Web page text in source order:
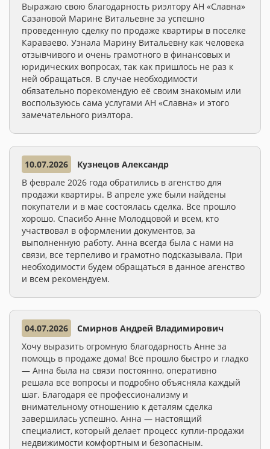
Выражаю свою благодарность риэлтору АН «Славна»
Сазановой Марине Витальевне за успешно
проведенную сделку по продаже квартиры в поселке
Караваево. Узнала Марину Витальевну как человека
отзывчивого и очень грамотного в финансовых и
юридических вопросах, так как пришлось не раз к
ней обращаться. В случае необходимости
обязательно порекомендую её своим знакомым или
воспользуюсь сама услугами АН «Славна» и этого
замечательного риэлтора.
10.07.2026
Кузнецов Александр
В феврале 2026 года обратились в агенство для
продажи квартиры. В апреле уже были найдены
покупатели и в мае состоялась сделка. Все прошло
хорошо. Спасибо Анне Молодцовой и всем, кто
участвовал в оформлении документов, за
выполненную работу. Анна всегда была с нами на
связи, все терпеливо и грамотно подсказывала. При
необходимости будем обращаться в данное агенство
и всем рекомендуем.
04.07.2026
Смирнов Андрей Владимирович
Хочу выразить огромную благодарность Анне за
помощь в продаже дома! Всё прошло быстро и гладко
— Анна была на связи постоянно, оперативно
решала все вопросы и подробно объясняла каждый
шаг. Благодаря её профессионализму и
внимательному отношению к деталям сделка
завершилась успешно. Анна — настоящий
специалист, который делает процесс купли-продажи
недвижимости комфортным и безопасным.